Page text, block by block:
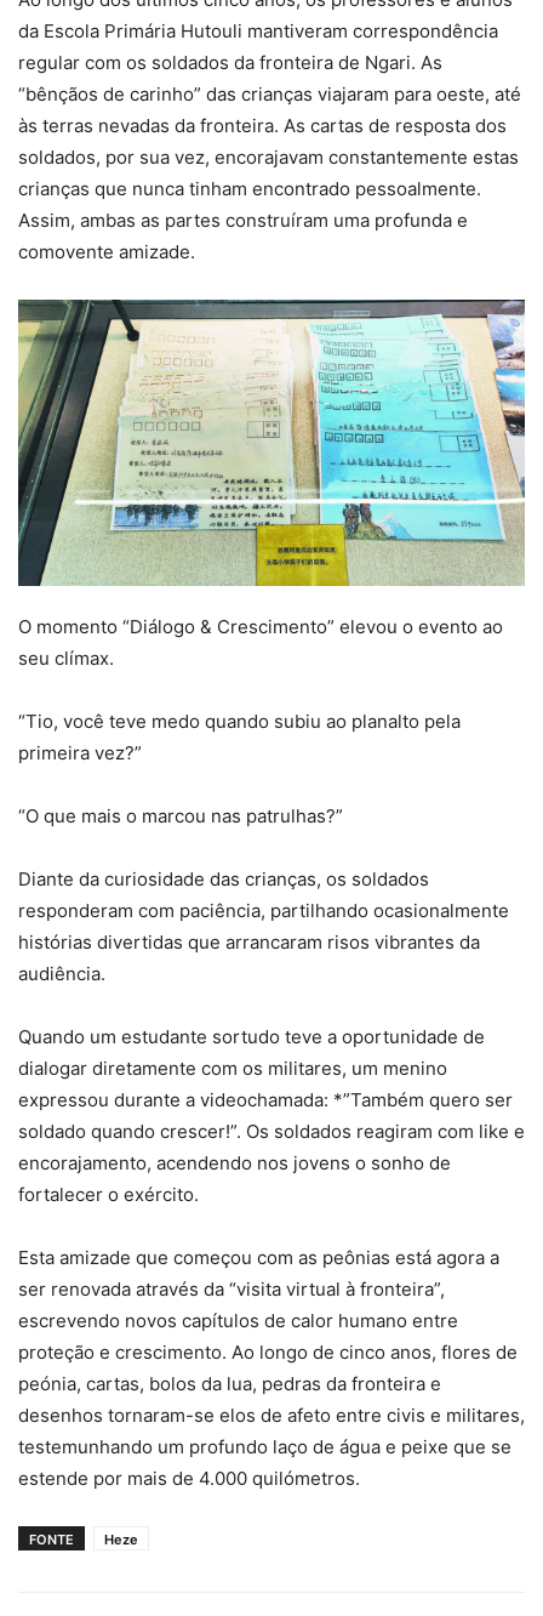
da Escola Primária Hutouli mantiveram correspondência
regular com os soldados da fronteira de Ngari. As
“bênçãos de carinho” das crianças viajaram para oeste, até
às terras nevadas da fronteira. As cartas de resposta dos
soldados, por sua vez, encorajavam constantemente estas
crianças que nunca tinham encontrado pessoalmente.
Assim, ambas as partes construíram uma profunda e
comovente amizade.
O momento “Diálogo & Crescimento” elevou o evento ao
seu clímax.
“Tio, você teve medo quando subiu ao planalto pela
primeira vez?”
“O que mais o marcou nas patrulhas?”
Diante da curiosidade das crianças, os soldados
responderam com paciência, partilhando ocasionalmente
histórias divertidas que arrancaram risos vibrantes da
audiência.
Quando um estudante sortudo teve a oportunidade de
dialogar diretamente com os militares, um menino
expressou durante a videochamada: *”Também quero ser
soldado quando crescer!”. Os soldados reagiram com like e
encorajamento, acendendo nos jovens o sonho de
fortalecer o exército.
Esta amizade que começou com as peônias está agora a
ser renovada através da “visita virtual à fronteira”,
escrevendo novos capítulos de calor humano entre
proteção e crescimento. Ao longo de cinco anos, flores de
peónia, cartas, bolos da lua, pedras da fronteira e
desenhos tornaram-se elos de afeto entre civis e militares,
testemunhando um profundo laço de água e peixe que se
estende por mais de 4.000 quilómetros.
FONTE Heze